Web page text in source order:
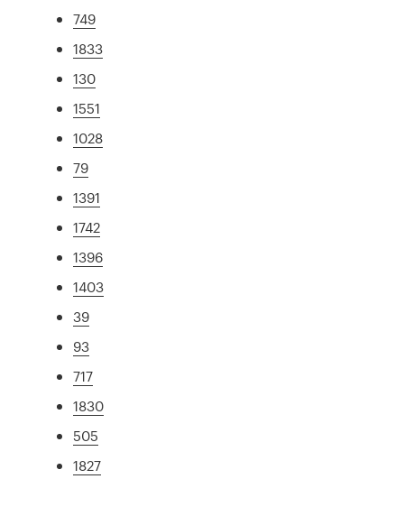
749
1833
130
1551
1028
79
1391
1742
1396
1403
39
93
717
1830
505
1827